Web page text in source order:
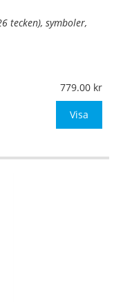
tecken), symboler,
upp till 0,05m²)
779.00
Visa